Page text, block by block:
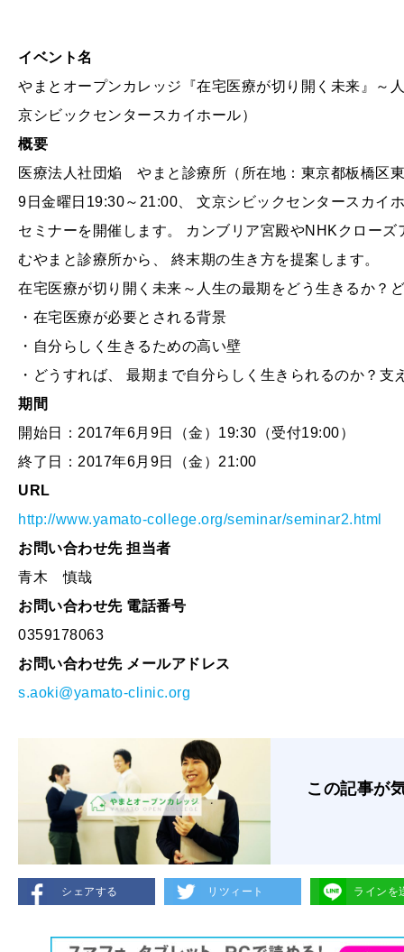
イベント名
やまとオープンカレッジ『在宅医療が切り開く未来』～
京シビックセンタースカイホール）
概要
医療法人社団焔 やまと診療所（所在地：東京都板橋区
9日金曜日19:30～21:00、 文京シビックセンタースカイ
セミナーを開催します。 カンブリア宮殿やNHKクロー
むやまと診療所から、 終末期の生き方を提案します。
在宅医療が切り開く未来～人生の最期をどう生きるか？
・在宅医療が必要とされる背景
・自分らしく生きるための高い壁
・どうすれば、 最期まで自分らしく生きられるのか？支
期間
開始日：2017年6月9日（金）19:30（受付19:00）
終了日：2017年6月9日（金）21:00
URL
http://www.yamato-college.org/seminar/seminar2.html
お問い合わせ先 担当者
青木 慎哉
お問い合わせ先 電話番号
0359178063
お問い合わせ先 メールアドレス
s.aoki@yamato-clinic.org
この記事が
シェアする リツィート ラインを